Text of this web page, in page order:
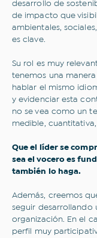
desarrollo de
de impacto que
ambientales,
es clave.
Su rol es muy
tenemos una
hablar el mismo
y evidenciar esta
no se vea como un
medible,
Que el líder se
sea el vocero es
también lo haga.
Además, creemos
seguir desarrollando
organización. En el
perfil muy